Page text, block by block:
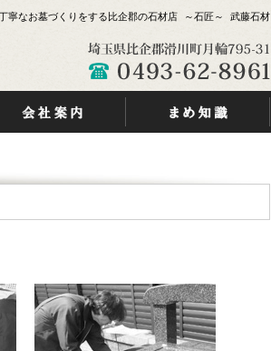
寧なお墓づくりをする比企郡の石材店 ～石匠～ 武藤石材